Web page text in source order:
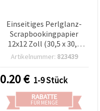
Einseitiges Perlglanz-
Scrapbookingpapier
12x12 Zoll (30,5 x 30,5
cm), 160 g/m² – 1 Bogen
Artikelnummer: 823439
0.20€ 1-9 Stück
RABATTE
FÜR MENGE